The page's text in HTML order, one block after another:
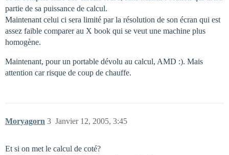
partie de sa puissance de calcul.
Maintenant celui ci sera limité par la résolution de son écran qui est
assez faible comparer au X book qui se veut une machine plus
homogène.
Maintenant, pour un portable dévolu au calcul, AMD :). Mais
attention car risque de coup de chauffe.
Moryagorn Janvier 12, 2005, 3:45
3
Et si on met le calcul de coté?